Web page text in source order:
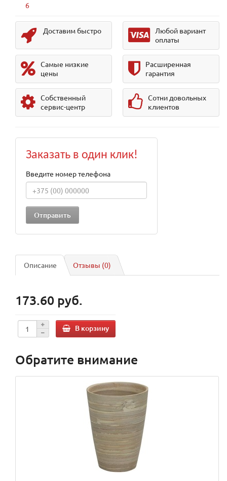
6
Доставим быстро
Любой вариант
оплаты
Самые низкие
цены
Расширенная
гарантия
Собственный
сервис-центр
Сотни довольных
клиентов
Заказать в один клик!
Введите номер телефона
Описание Отзывы (0)
173.60 руб.
В корзину
Обратите внимание